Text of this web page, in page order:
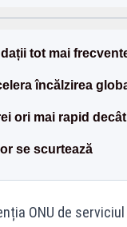
tot mai
încălzirea
ori mai rapid
se scurtează
ONU de